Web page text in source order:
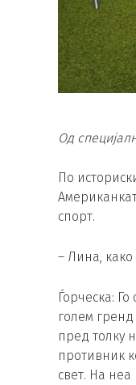
Од
По
спорт.
– Лина, како
Ѓорческа:
голем
пред толку
противник
свет. На